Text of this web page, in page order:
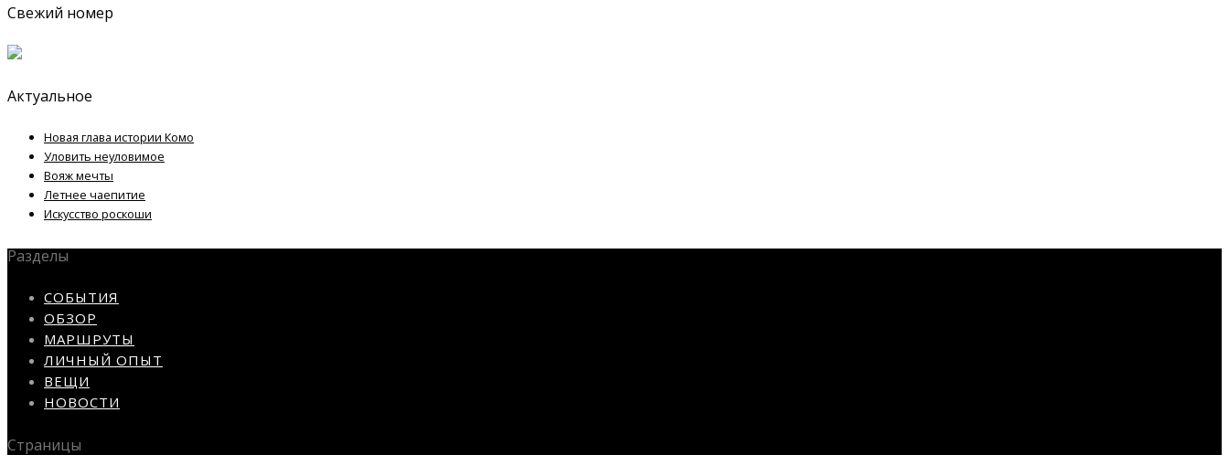
Свежий номер
Актуальное
Новая глава истории Комо
Уловить неуловимое
Вояж мечты
Летнее чаепитие
Искусство роскоши
Разделы
СОБЫТИЯ
ОБЗОР
МАРШРУТЫ
ЛИЧНЫЙ ОПЫТ
ВЕЩИ
НОВОСТИ
Страницы